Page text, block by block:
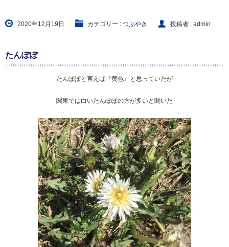
2020年12月19日 カテゴリー : つぶやき 投稿者 : admin
たんぽぽ
たんぽぽと言えば『黄色』と思っていたが
関東では白いたんぽぽの方が多いと聞いた